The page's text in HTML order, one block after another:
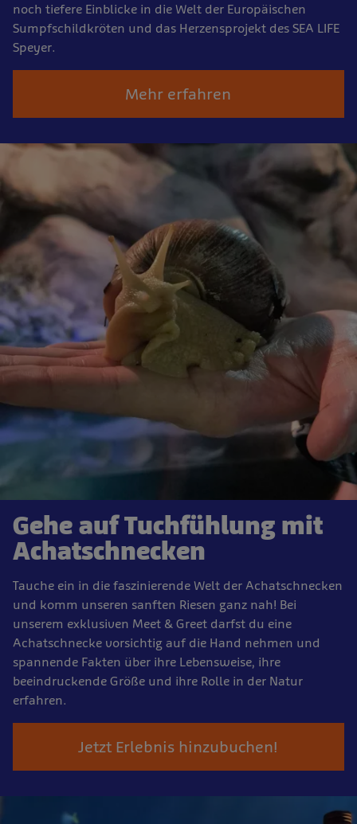
noch tiefere Einblicke in die Welt der Europäischen
Sumpfschildkröten und das Herzensprojekt des SEA LIFE
Speyer.
Mehr erfahren
Gehe auf Tuchfühlung mit
Achatschnecken
Tauche ein in die faszinierende Welt der Achatschnecken
und komm unseren sanften Riesen ganz nah! Bei
unserem exklusiven Meet & Greet darfst du eine
Achatschnecke vorsichtig auf die Hand nehmen und
spannende Fakten über ihre Lebensweise, ihre
beeindruckende Größe und ihre Rolle in der Natur
erfahren.
Jetzt Erlebnis hinzubuchen!